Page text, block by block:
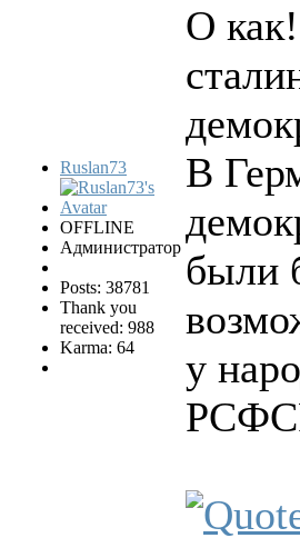
Ruslan73
OFFLINE
Администратор
Posts: 38781
Thank you
received: 988
Karma: 64
О
В
были
у